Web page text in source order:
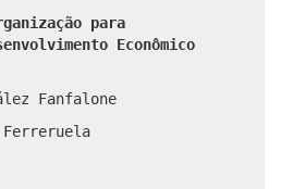
para
Econômico
Fanfalone
Ferreruela